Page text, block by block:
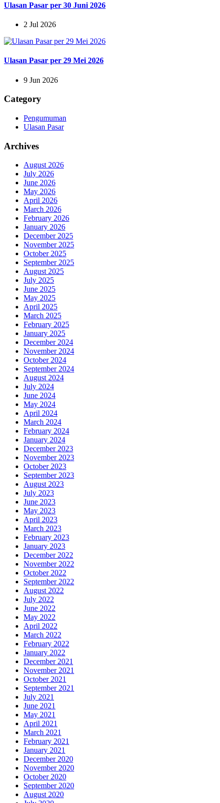
Ulasan Pasar per 30 Juni 2026
2 Jul 2026
Ulasan Pasar per 29 Mei 2026
9 Jun 2026
Category
Pengumuman
Ulasan Pasar
Archives
August 2026
July 2026
June 2026
May 2026
April 2026
March 2026
February 2026
January 2026
December 2025
November 2025
October 2025
September 2025
August 2025
July 2025
June 2025
May 2025
April 2025
March 2025
February 2025
January 2025
December 2024
November 2024
October 2024
September 2024
August 2024
July 2024
June 2024
May 2024
April 2024
March 2024
February 2024
January 2024
December 2023
November 2023
October 2023
September 2023
August 2023
July 2023
June 2023
May 2023
April 2023
March 2023
February 2023
January 2023
December 2022
November 2022
October 2022
September 2022
August 2022
July 2022
June 2022
May 2022
April 2022
March 2022
February 2022
January 2022
December 2021
November 2021
October 2021
September 2021
July 2021
June 2021
May 2021
April 2021
March 2021
February 2021
January 2021
December 2020
November 2020
October 2020
September 2020
August 2020